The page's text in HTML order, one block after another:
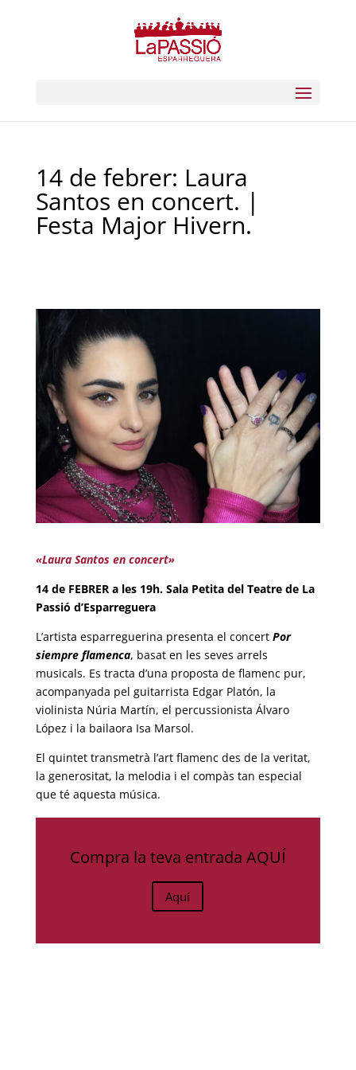
14 de febrer: Laura
Santos en concert. |
Festa Major Hivern.
«Laura Santos en concert»
14 de FEBRER a les 19h. Sala Petita del Teatre de La
Passió d’Esparreguera
L’artista esparreguerina presenta el concert Por
siempre flamenca, basat en les seves arrels
musicals. Es tracta d’una proposta de flamenc pur,
acompanyada pel guitarrista Edgar Platón, la
violinista Núria Martín, el percussionista Álvaro
López i la bailaora Isa Marsol.
El quintet transmetrà l’art flamenc des de la veritat,
la generositat, la melodia i el compàs tan especial
que té aquesta música.
Compra la teva entrada AQUÍ
Aquí